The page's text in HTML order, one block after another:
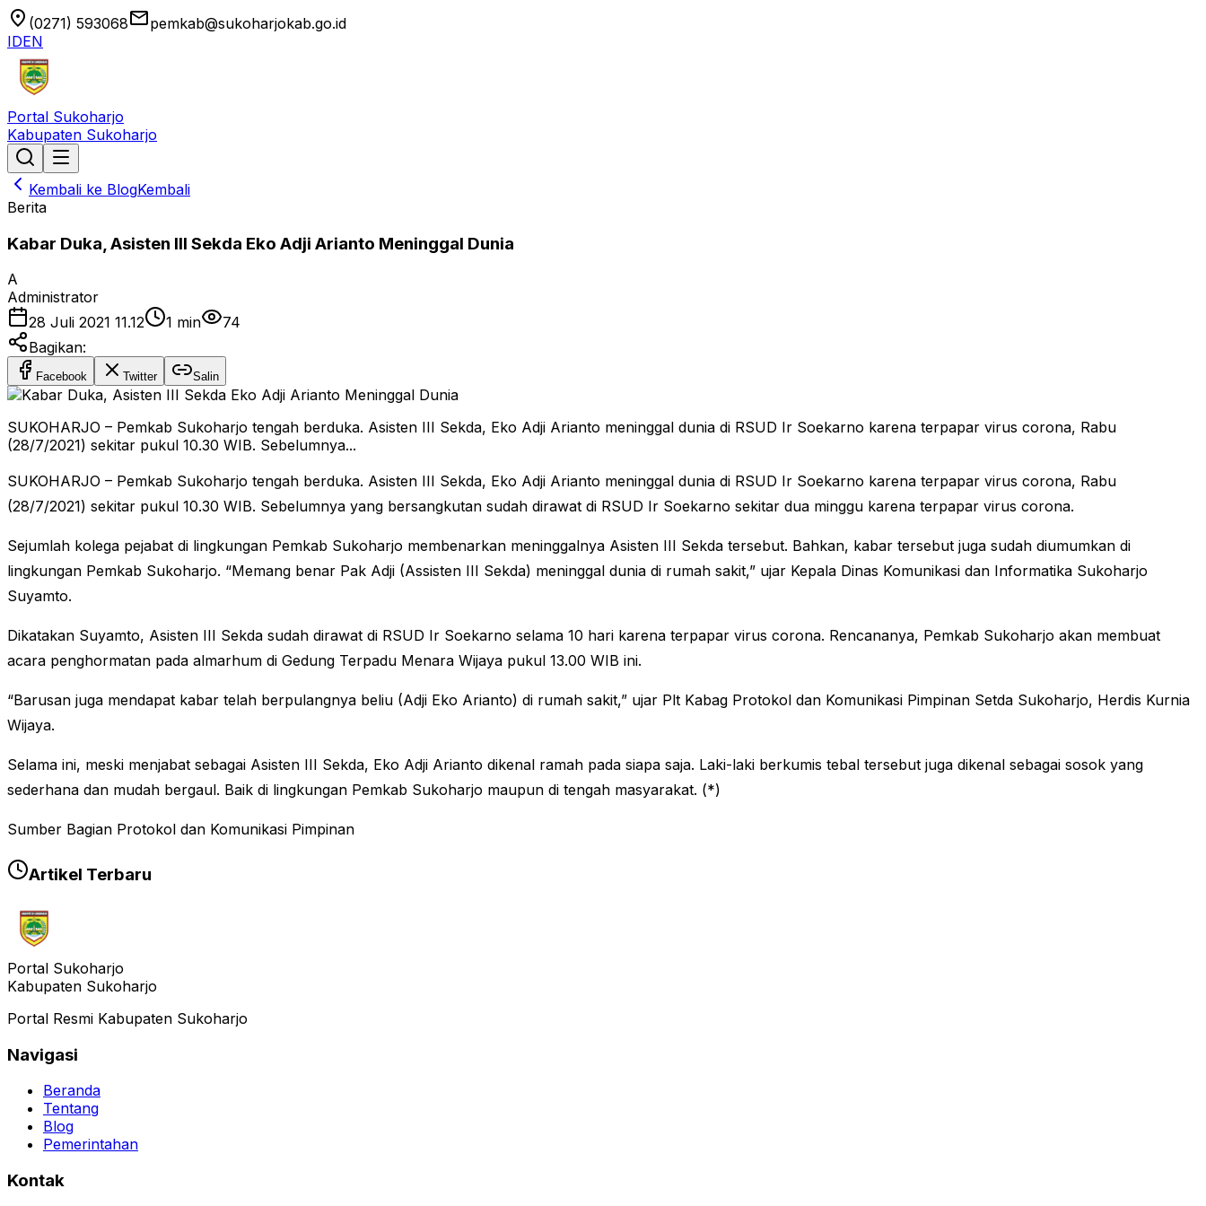
location_on (0271) 593068emailpemkab@sukoharjokab.go.id
IDEN
Portal Sukoharjo
Kabupaten Sukoharjo
Kembali ke BlogKembali
Berita
Kabar Duka, Asisten III Sekda Eko Adji Arianto Meninggal Dunia
A
Administrator
28 Juli 2021 11.12
1 min
74
Bagikan:
Facebook Twitter Salin
SUKOHARJO – Pemkab Sukoharjo tengah berduka. Asisten III Sekda, Eko Adji Arianto meninggal dunia di RSUD Ir Soekarno karena terpapar virus corona, Rabu
(28/7/2021) sekitar pukul 10.30 WIB. Sebelumnya...
SUKOHARJO – Pemkab Sukoharjo tengah berduka. Asisten III Sekda, Eko Adji Arianto meninggal dunia di RSUD Ir Soekarno karena terpapar virus corona, Rabu
(28/7/2021) sekitar pukul 10.30 WIB. Sebelumnya yang bersangkutan sudah dirawat di RSUD Ir Soekarno sekitar dua minggu karena terpapar virus corona.
Sejumlah kolega pejabat di lingkungan Pemkab Sukoharjo membenarkan meninggalnya Asisten III Sekda tersebut. Bahkan, kabar tersebut juga sudah diumumkan di
lingkungan Pemkab Sukoharjo. “Memang benar Pak Adji (Assisten III Sekda) meninggal dunia di rumah sakit,” ujar Kepala Dinas Komunikasi dan Informatika Sukoharjo
Suyamto.
Dikatakan Suyamto, Asisten III Sekda sudah dirawat di RSUD Ir Soekarno selama 10 hari karena terpapar virus corona. Rencananya, Pemkab Sukoharjo akan membuat
acara penghormatan pada almarhum di Gedung Terpadu Menara Wijaya pukul 13.00 WIB ini.
“Barusan juga mendapat kabar telah berpulangnya beliu (Adji Eko Arianto) di rumah sakit,” ujar Plt Kabag Protokol dan Komunikasi Pimpinan Setda Sukoharjo, Herdis Kurnia
Wijaya.
Selama ini, meski menjabat sebagai Asisten III Sekda, Eko Adji Arianto dikenal ramah pada siapa saja. Laki-laki berkumis tebal tersebut juga dikenal sebagai sosok yang
sederhana dan mudah bergaul. Baik di lingkungan Pemkab Sukoharjo maupun di tengah masyarakat. (*)
Sumber Bagian Protokol dan Komunikasi Pimpinan
Artikel Terbaru
Portal Sukoharjo
Kabupaten Sukoharjo
Portal Resmi Kabupaten Sukoharjo
Navigasi
Beranda
Tentang
Blog
Pemerintahan
Kontak